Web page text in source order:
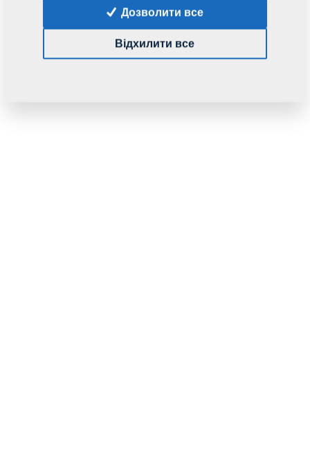
1,0230 Кг
Дозволити все
Відхилити все